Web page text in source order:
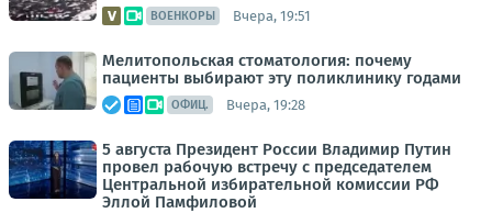
ВОЕНКОРЫ Вчера, 19:51
Мелитопольская стоматология: почему
пациенты выбирают эту поликлинику годами
ОФИЦ. Вчера, 19:28
5 августа Президент России Владимир Путин
провел рабочую встречу с председателем
Центральной избирательной комиссии РФ
Эллой Памфиловой